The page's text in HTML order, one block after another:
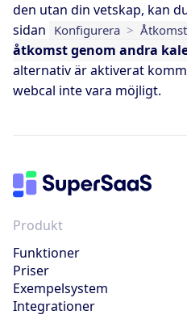
den utan din vetskap, kan
sidan Konfigurera > Åtkomst
åtkomst genom andra
alternativ är aktiverat
webcal inte vara möjligt.
Produkt
Funktioner
Priser
Exempelsystem
Integrationer